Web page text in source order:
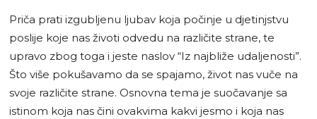
Priča prati izgubljenu ljubav koja počinje u djetinjstvu
poslije koje nas životi odvedu na različite strane, te
upravo zbog toga i jeste naslov “Iz najbliže udaljenosti”.
Što više pokušavamo da se spajamo, život nas vuče na
svoje različite strane. Osnovna tema je suočavanje sa
istinom koja nas čini ovakvima kakvi jesmo i koja nas